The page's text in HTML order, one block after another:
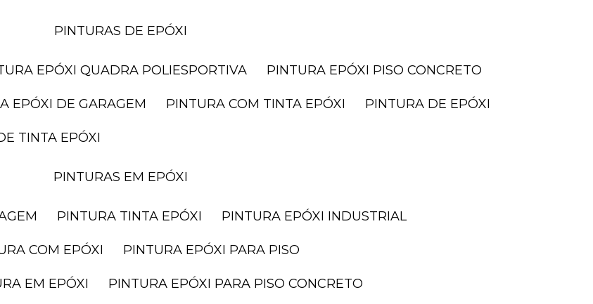
PINTURAS DE EPÓXI
EPÓXI QUADRA POLIESPORTIVA PINTURA EPÓXI PISO CONCRETO
EPÓXI DE GARAGEM PINTURA COM TINTA EPÓXI PINTURA DE EPÓXI
TINTA EPÓXI
PINTURAS EM EPÓXI
PINTURA TINTA EPÓXI PINTURA EPÓXI INDUSTRIAL
COM EPÓXI PINTURA EPÓXI PARA PISO
EM EPÓXI PINTURA EPÓXI PARA PISO CONCRETO